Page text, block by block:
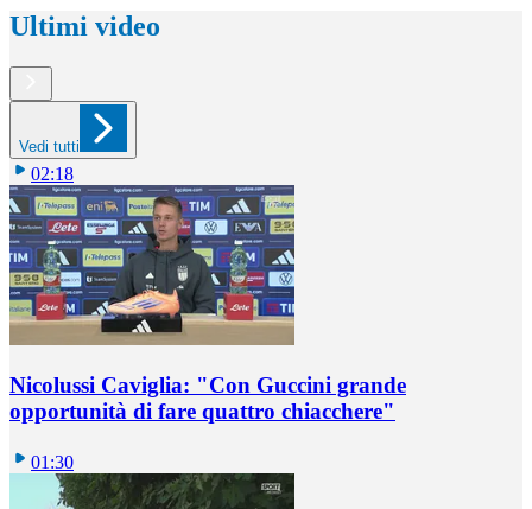
Ultimi video
Vedi tutti
02:18
Nicolussi Caviglia: "Con Guccini grande
opportunità di fare quattro chiacchere"
01:30